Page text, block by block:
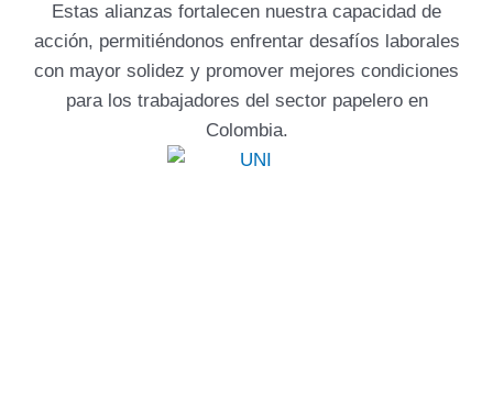
Estas alianzas fortalecen nuestra capacidad de
acción, permitiéndonos enfrentar desafíos laborales
con mayor solidez y promover mejores condiciones
para los trabajadores del sector papelero en
Colombia.